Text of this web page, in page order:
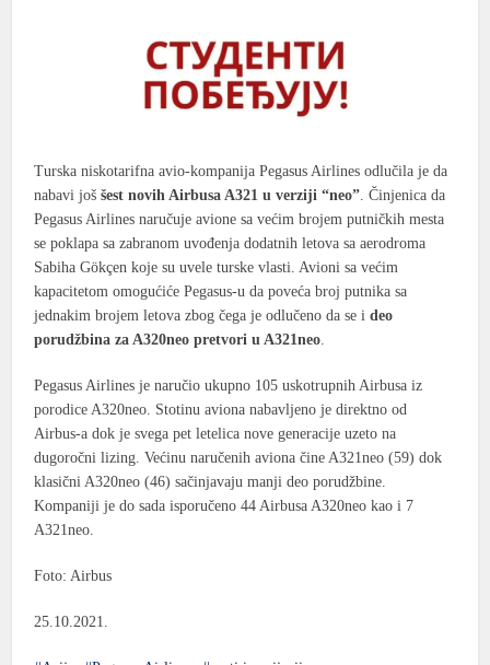
Turska niskotarifna avio-kompanija Pegasus Airlines odlučila je da
nabavi joššest novih Airbusa A321 u verziji “neo” . Činjenica da
Pegasus Airlines naručuje avione sa većim brojem putničkih mesta
se poklapa sa zabranom uvođenja dodatnih letova sa aerodroma
Sabiha Gökçen koje su uvele turske vlasti. Avioni sa većim
kapacitetom omogućiće Pegasus-u da poveća broj putnika sa
jednakim brojem letova zbog čega je odlučeno da se ideo
porudžbina za A320neo pretvori u A321neo
Pegasus Airlines je naručio ukupno 105 uskotrupnih Airbusa iz
porodice A320neo. Stotinu aviona nabavljeno je direktno od
Airbus-a dok je svega pet letelica nove generacije uzeto na
dugoročni lizing. Većinu naručenih aviona čine A321neo (59) dok
klasični A320neo (46) sačinjavaju manji deo porudžbine.
Kompaniji je do sada isporučeno 44 Airbusa A320neo kao i 7
A321neo.
Foto: Airbus
25.10.2021.